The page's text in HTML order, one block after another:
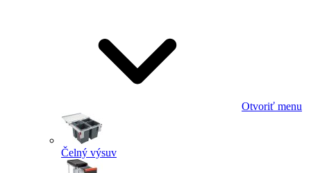
Otvoriť menu
Čelný výsuv